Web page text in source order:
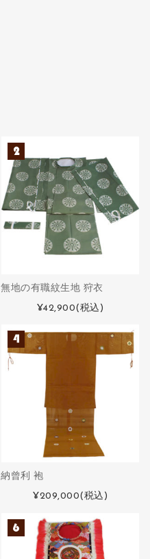
無地の有職紋生地 狩衣
¥42,900(税込)
納曾利 袍
¥209,000(税込)